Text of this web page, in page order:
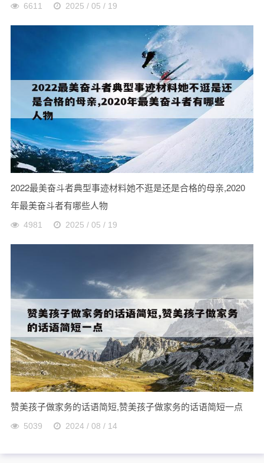
6611 2025 / 05 / 19
2022最美奋斗者典型事迹材料她不逛是还是合格的母亲,2020
年最美奋斗者有哪些人物
4981 2025 / 05 / 19
赞美孩子做家务的话语简短,赞美孩子做家务的话语简短一点
5039 2024 / 08 / 14